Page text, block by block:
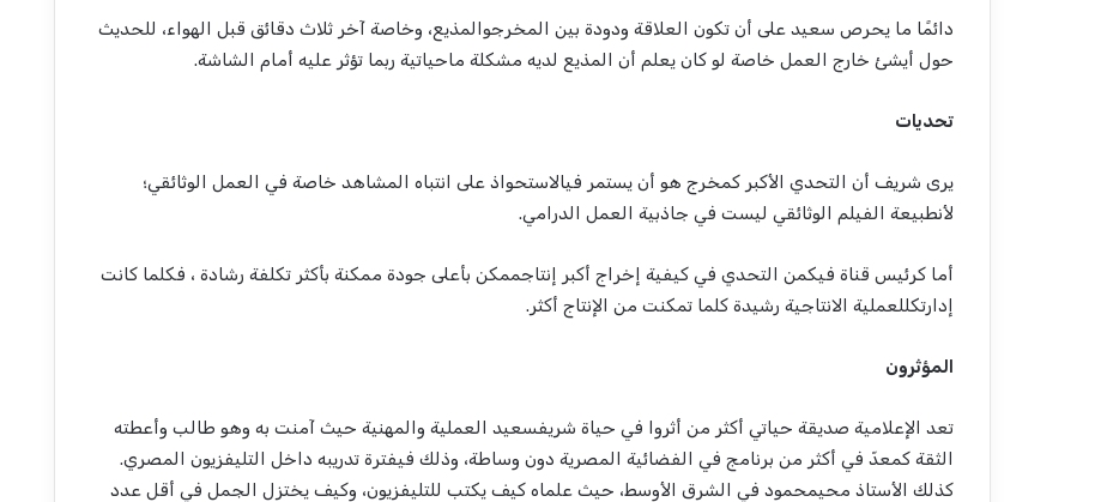
دائمًا ما يحرص سعيد على أن تكون العلاقة ودودة بين المخرجوالمذيع، وخاصة آخر ثلاث دقائق قبل الهواء، للحديث
حول أيشئ خارج العمل خاصة لو كان يعلم أن المذيع لديه مشكلة ماحياتية ربما تؤثر عليه أمام الشاشة.
تحديات
يرى شريف أن التحدي الأكبر كمخرج هو أن يستمر فيالاستحواذ على انتباه المشاهد خاصة في العمل الوثائقي؛
لأنطبيعة الفيلم الوثائقي ليست في جاذبية العمل الدرامي.
أما كرئيس قناة فيكمن التحدي في كيفية إخراج أكبر إنتاجممكن بأعلى جودة ممكنة بأكثر تكلفة رشادة ، فكلما كانت
إدارتكللعملية الانتاجية رشيدة كلما تمكنت من الإنتاج أكثر .
المؤثرون
تعد الإعلامية صديقة حياتي أكثر من أثروا في حياة شريفسعيد العملية والمهنية حيث آمنت به وهو طالب وأعطته
الثقة كمعد في أكثر من برنامج في الفضائية المصرية دون وساطة، وذلك فيفترة تدريبه داخل التليفزيون المصري.
كذلك الأستاذ محيمحمود في الشرق الأوسط، حيث علماه كيف يكتب للتليفزيون، وكيف يختزل الجمل في أقل عدد